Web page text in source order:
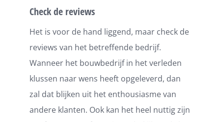
Check de reviews
Het is voor de hand liggend, maar check de
reviews van het betreffende bedrijf.
Wanneer het bouwbedrijf in het verleden
klussen naar wens heeft opgeleverd, dan
zal dat blijken uit het enthousiasme van
andere klanten. Ook kan het heel nuttig zijn